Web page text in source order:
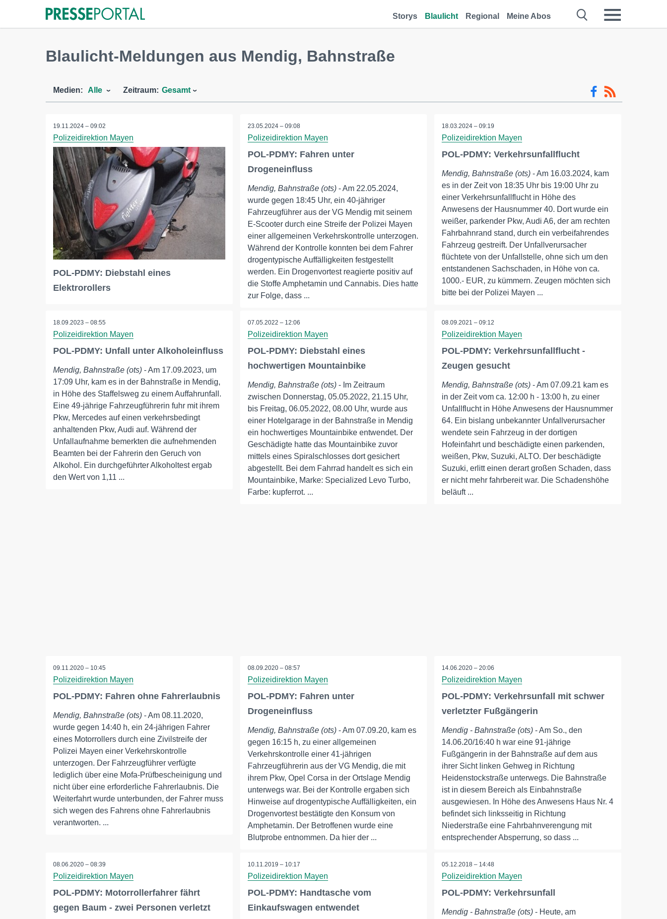
Storys Blaulicht Regional Meine Abos
Blaulicht-Meldungen aus Mendig, Bahnstraße
Medien: Alle Zeitraum: Gesamt
19.11.2024 – 09:02
Polizeidirektion Mayen
POL-PDMY: Diebstahl eines
Elektrorollers
23.05.2024 – 09:08
Polizeidirektion Mayen
POL-PDMY: Fahren unter
Drogeneinfluss
Mendig, Bahnstraße (ots)- Am 22.05.2024,
wurde gegen 18:45 Uhr, ein 40-jähriger
Fahrzeugführer aus der VG Mendig mit seinem
E-Scooter durch eine Streife der Polizei Mayen
einer allgemeinen Verkehrskontrolle unterzogen.
Während der Kontrolle konnten bei dem Fahrer
drogentypische Auffälligkeiten festgestellt
werden. Ein Drogenvortest reagierte positiv auf
die Stoffe Amphetamin und Cannabis. Dies hatte
zur Folge, dass ...
18.03.2024 – 09:19
Polizeidirektion Mayen
POL-PDMY: Verkehrsunfallflucht
Mendig, Bahnstraße (ots) - Am 16.03.2024, kam
es in der Zeit von 18:35 Uhr bis 19:00 Uhr zu
einer Verkehrsunfallflucht in Höhe des
Anwesens der Hausnummer 40. Dort wurde ein
weißer, parkender Pkw, Audi A6, der am rechten
Fahrbahnrand stand, durch ein verbeifahrendes
Fahrzeug gestreift. Der Unfallverursacher
flüchtete von der Unfallstelle, ohne sich um den
entstandenen Sachschaden, in Höhe von ca.
1000.- EUR, zu kümmern. Zeugen möchten sich
bitte bei der Polizei Mayen ...
18.09.2023 – 08:55
Polizeidirektion Mayen
POL-PDMY: Unfall unter Alkoholeinfluss
Mendig, Bahnstraße (ots) - Am 17.09.2023, um
17:09 Uhr, kam es in der Bahnstraße in Mendig,
in Höhe des Staffelsweg zu einem Auffahrunfall.
Eine 49-jährige Fahrzeugführerin fuhr mit ihrem
Pkw, Mercedes auf einen verkehrsbedingt
anhaltenden Pkw, Audi auf. Während der
Unfallaufnahme bemerkten die aufnehmenden
Beamten bei der Fahrerin den Geruch von
Alkohol. Ein durchgeführter Alkoholtest ergab
den Wert von 1,11 ...
07.05.2022 – 12:06
Polizeidirektion Mayen
POL-PDMY: Diebstahl eines
hochwertigen Mountainbike
Mendig, Bahnstraße (ots)- Im Zeitraum
zwischen Donnerstag, 05.05.2022, 21.15 Uhr,
bis Freitag, 06.05.2022, 08.00 Uhr, wurde aus
einer Hotelgarage in der Bahnstraße in Mendig
ein hochwertiges Mountainbike entwendet. Der
Geschädigte hatte das Mountainbike zuvor
mittels eines Spiralschlosses dort gesichert
abgestellt. Bei dem Fahrrad handelt es sich ein
Mountainbike, Marke: Specialized Levo Turbo,
Farbe: kupferrot. ...
08.09.2021 – 09:12
Polizeidirektion Mayen
POL-PDMY: Verkehrsunfallflucht -
Zeugen gesucht
Mendig, Bahnstraße (ots) - Am 07.09.21 kam es
in der Zeit vom ca. 12:00 h - 13:00 h, zu einer
Unfallflucht in Höhe Anwesens der Hausnummer
64. Ein bislang unbekannter Unfallverursacher
wendete sein Fahrzeug in der dortigen
Hofeinfahrt und beschädigte einen parkenden,
weißen, Pkw, Suzuki, ALTO. Der beschädigte
Suzuki, erlitt einen derart großen Schaden, dass
er nicht mehr fahrbereit war. Die Schadenshöhe
beläuft ...
09.11.2020 – 10:45
Polizeidirektion Mayen
POL-PDMY: Fahren ohne Fahrerlaubnis
Mendig, Bahnstraße (ots) - Am 08.11.2020,
wurde gegen 14:40 h, ein 24-jährigen Fahrer
eines Motorrollers durch eine Zivilstreife der
Polizei Mayen einer Verkehrskontrolle
unterzogen. Der Fahrzeugführer verfügte
lediglich über eine Mofa-Prüfbescheinigung und
nicht über eine erforderliche Fahrerlaubnis. Die
Weiterfahrt wurde unterbunden, der Fahrer muss
sich wegen des Fahrens ohne Fahrerlaubnis
verantworten. ...
08.09.2020 – 08:57
Polizeidirektion Mayen
POL-PDMY: Fahren unter
Drogeneinfluss
Mendig, Bahnstraße (ots)- Am 07.09.20, kam es
gegen 16:15 h, zu einer allgemeinen
Verkehrskontrolle einer 41-jährigen
Fahrzeugführerin aus der VG Mendig, die mit
ihrem Pkw, Opel Corsa in der Ortslage Mendig
unterwegs war. Bei der Kontrolle ergaben sich
Hinweise auf drogentypische Auffälligkeiten, ein
Drogenvortest bestätigte den Konsum von
Amphetamin. Der Betroffenen wurde eine
Blutprobe entnommen. Da hier der ...
14.06.2020 – 20:06
Polizeidirektion Mayen
POL-PDMY: Verkehrsunfall mit schwer
verletzter Fußgängerin
Mendig - Bahnstraße (ots) - Am So., den
14.06.20/16:40 h war eine 91-jährige
Fußgängerin in der Bahnstraße auf dem aus
ihrer Sicht linken Gehweg in Richtung
Heidenstockstraße unterwegs. Die Bahnstraße
ist in diesem Bereich als Einbahnstraße
ausgewiesen. In Höhe des Anwesens Haus Nr. 4
befindet sich linksseitig in Richtung
Niederstraße eine Fahrbahnverengung mit
entsprechender Absperrung, so dass ...
08.06.2020 – 08:39
Polizeidirektion Mayen
POL-PDMY: Motorrollerfahrer fährt
gegen Baum - zwei Personen verletzt
10.11.2019 – 10:17
Polizeidirektion Mayen
POL-PDMY: Handtasche vom
Einkaufswagen entwendet
05.12.2018 – 14:48
Polizeidirektion Mayen
POL-PDMY: Verkehrsunfall
Mendig - Bahnstraße (ots) - Heute, am